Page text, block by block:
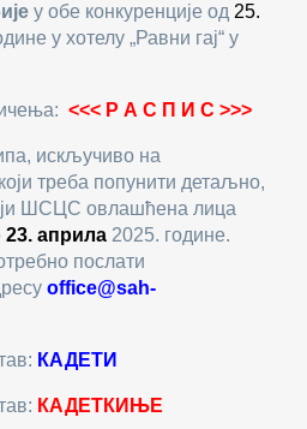
у обе конкуренције од 25.
у хотелу „Равни гај“ у
<<< Р А С П И С >>>
искључиво на
треба попунити детаљно,
ШСЦС овлашћена лица
23. априла 2025. године.
послати
office@sah-
КАДЕТИ
КАДЕТКИЊЕ